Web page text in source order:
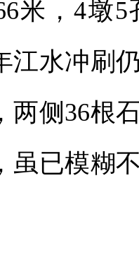
米，4墩
江水冲刷
两侧36根
虽已模糊